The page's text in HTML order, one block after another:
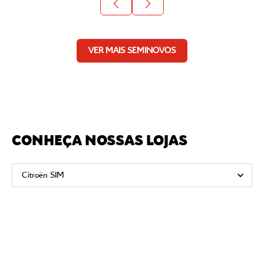
VER MAIS SEMINOVOS
CONHEÇA NOSSAS LOJAS